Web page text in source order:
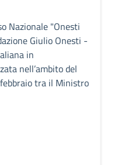
Nazionale "Onesti
Giulio Onesti -
in
nell’ambito del
tra il Ministro